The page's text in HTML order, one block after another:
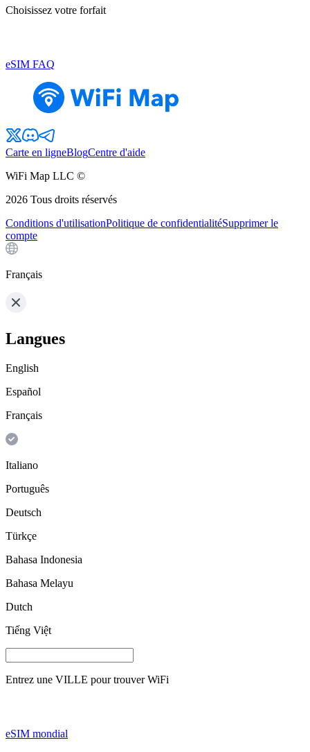
Choisissez votre forfait
eSIM FAQ
Carte en ligneBlogCentre d'aide
WiFi Map LLC ©
2026 Tous droits réservés
Conditions d'utilisationPolitique de confidentialitéSupprimer le
compte
Français
Langues
English
Español
Français
Italiano
Português
Deutsch
Türkçe
Bahasa Indonesia
Bahasa Melayu
Dutch
Tiếng Việt
Entrez une VILLE pour trouver WiFi
eSIM mondial